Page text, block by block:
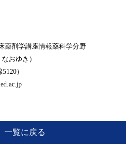
剤学講座情報薬科学分野
おゆき）
）
一覧に戻る